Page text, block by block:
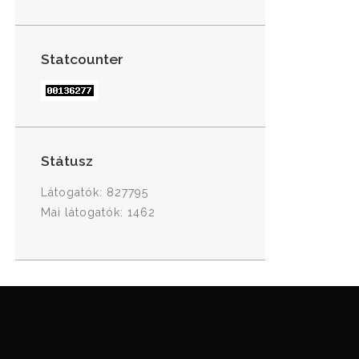
Statcounter
Státusz
Látogatók: 827795
Mai látogatók: 1462